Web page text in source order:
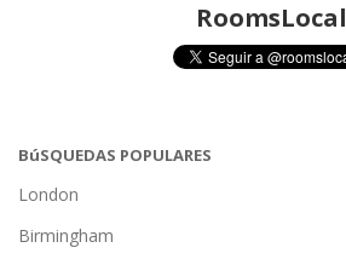
RoomsLocal
BúSQUEDAS POPULARES
London
Birmingham